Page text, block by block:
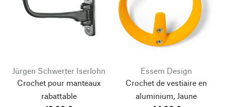
Jürgen Schwerter Iserlohn
Crochet pour manteaux
rabattable
Essem Design
Crochet de vestiaire en
aluminium, Jaune